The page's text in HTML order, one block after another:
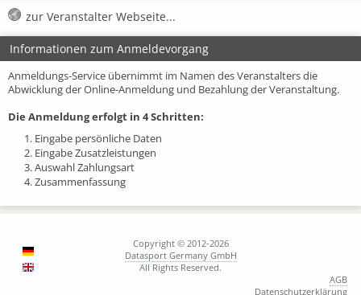
zur Veranstalter Webseite...
Informationen zum Anmeldevorgang
Anmeldungs-Service übernimmt im Namen des Veranstalters die
Abwicklung der Online-Anmeldung und Bezahlung der Veranstaltung.
Die Anmeldung erfolgt in 4 Schritten:
1. Eingabe persönliche Daten
2. Eingabe Zusatzleistungen
3. Auswahl Zahlungsart
4. Zusammenfassung
Copyright © 2012-2026
Datasport Germany GmbH
All Rights Reserved.
AGB
Datenschutzerklärung